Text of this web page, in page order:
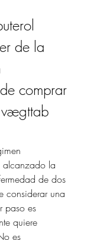
de la
comprar
alcanzado la
de dos
considerar una
paso es
quiere
es